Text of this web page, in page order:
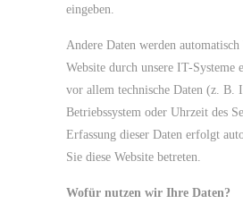
eingeben.
Andere Daten werden
Website durch unsere IT-Systeme
vor allem technische Daten (z. B.
Betriebssystem oder Uhrzeit des
Erfassung dieser Daten erfolgt
Sie diese Website betreten.
Wofür nutzen wir Ihre Daten?